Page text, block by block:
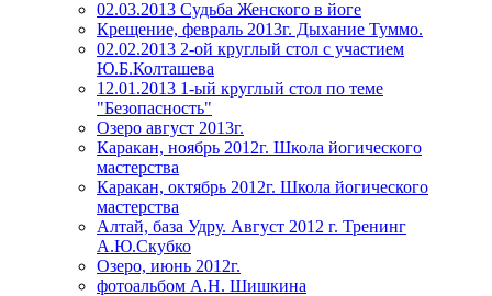
02.03.2013 Судьба Женского в йоге
Крещение, февраль 2013г. Дыхание Туммо.
02.02.2013 2-ой круглый стол с участием
Ю.Б.Колташева
12.01.2013 1-ый круглый стол по теме
"Безопасность"
Озеро август 2013г.
Каракан, ноябрь 2012г. Школа йогического
мастерства
Каракан, октябрь 2012г. Школа йогического
мастерства
Алтай, база Удру. Август 2012 г. Тренинг
А.Ю.Скубко
Озеро, июнь 2012г.
фотоальбом А.Н. Шишкина